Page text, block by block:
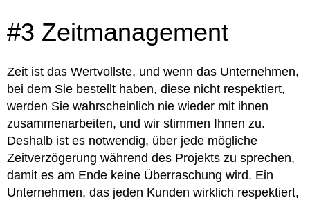
#3 Zeitmanagement
Zeit ist das Wertvollste, und wenn das Unternehmen,
bei dem Sie bestellt haben, diese nicht respektiert,
werden Sie wahrscheinlich nie wieder mit ihnen
zusammenarbeiten, und wir stimmen Ihnen zu.
Deshalb ist es notwendig, über jede mögliche
Zeitverzögerung während des Projekts zu sprechen,
damit es am Ende keine Überraschung wird. Ein
Unternehmen, das jeden Kunden wirklich respektiert,